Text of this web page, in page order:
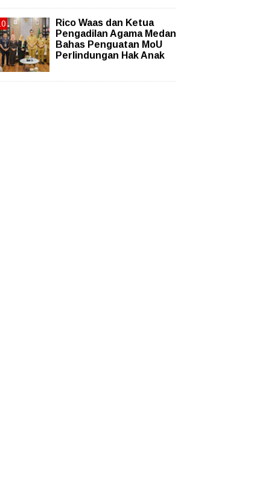
Rico Waas dan Ketua
Pengadilan Agama Medan
Bahas Penguatan MoU
Perlindungan Hak Anak